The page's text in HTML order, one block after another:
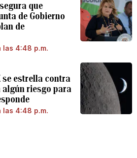
que
de Gobierno
de
las 4:48 p.m.
se estrella contra
algún riesgo para
las 4:48 p.m.